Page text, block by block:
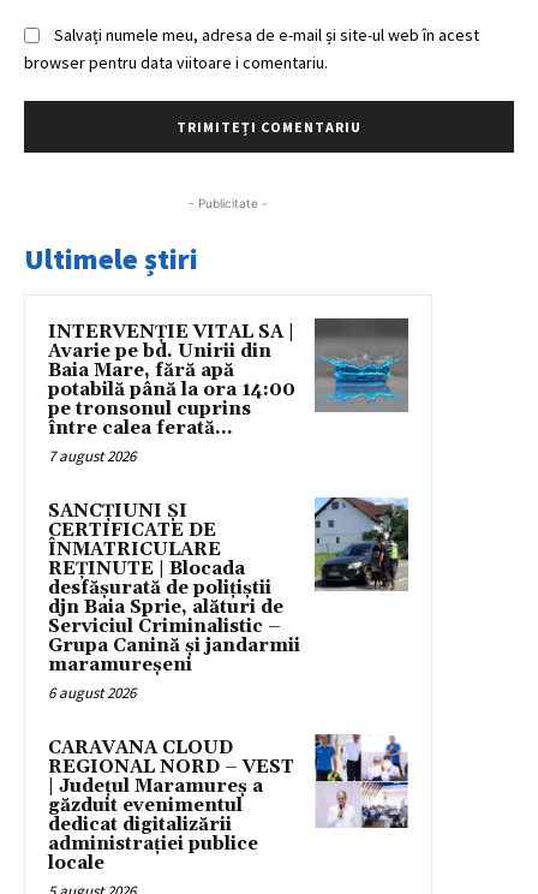
Salvați numele meu, adresa de e-mail și site-ul web în acest
browser pentru data viitoare i comentariu.
- Publicitate -
Ultimele știri
INTERVENȚIE VITAL SA |
Avarie pe bd. Unirii din
Baia Mare, fără apă
potabilă până la ora 14:00
pe tronsonul cuprins
între calea ferată...
7 august 2026
SANCȚIUNI ȘI
CERTIFICATE DE
ÎNMATRICULARE
REȚINUTE | Blocada
desfășurată de polițiștii
djn Baia Sprie, alături de
Serviciul Criminalistic –
Grupa Canină și jandarmii
maramureșeni
6 august 2026
CARAVANA CLOUD
REGIONAL NORD – VEST
| Județul Maramureș a
găzduit evenimentul
dedicat digitalizării
administrației publice
locale